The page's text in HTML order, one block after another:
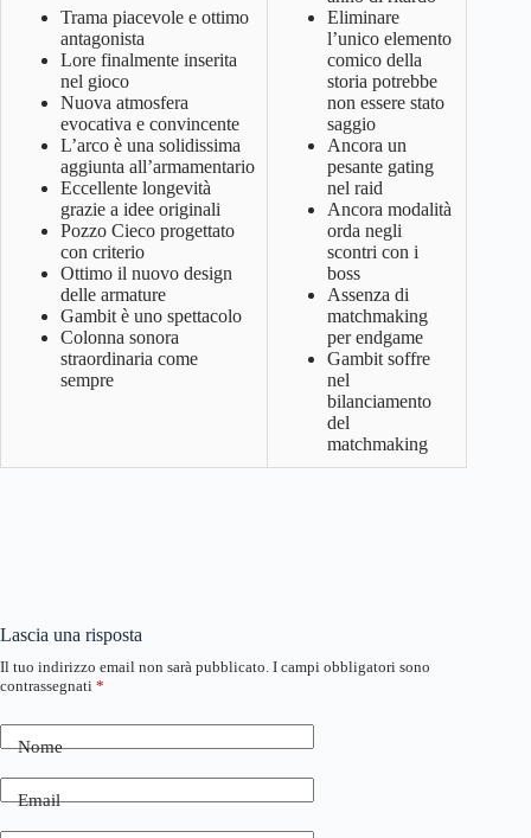
Trama piacevole e ottimo
antagonista
Lore finalmente inserita
nel gioco
Nuova atmosfera
evocativa e convincente
L’arco è una solidissima
aggiunta all’armamentario
Eccellente longevità
grazie a idee originali
Pozzo Cieco progettato
con criterio
Ottimo il nuovo design
delle armature
Gambit è uno spettacolo
Colonna sonora
straordinaria come
sempre
Eliminare
l’unico elemento
comico della
storia potrebbe
non essere stato
saggio
Ancora un
pesante gating
nel raid
Ancora modalità
orda negli
scontri con i
boss
Assenza di
matchmaking
per endgame
Gambit soffre
nel
bilanciamento
del
matchmaking
Lascia una risposta
Il tuo indirizzo email non sarà pubblicato. I campi obbligatori sono
contrassegnati *
Nome
Email